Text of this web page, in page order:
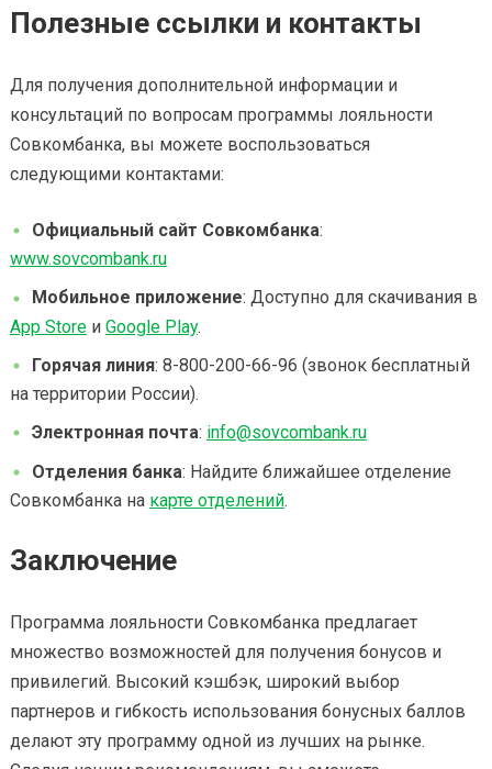
Полезные ссылки и контакты
Для получения дополнительной информации и
консультаций по вопросам программы лояльности
Совкомбанка, вы можете воспользоваться
следующими контактами:
Официальный сайт Совкомбанка:
www.sovcombank.ru
Мобильное приложение: Доступно для скачивания в
App Storeи Google Play.
Горячая линия: 8-800-200-66-96 (звонок бесплатный
на территории России).
Электронная почта: info@sovcombank.ru
Отделения банка: Найдите ближайшее отделение
Совкомбанка на карте отделений.
Заключение
Программа лояльности Совкомбанка предлагает
множество возможностей для получения бонусов и
привилегий. Высокий кэшбэк, широкий выбор
партнеров и гибкость использования бонусных баллов
делают эту программу одной из лучших на рынке.